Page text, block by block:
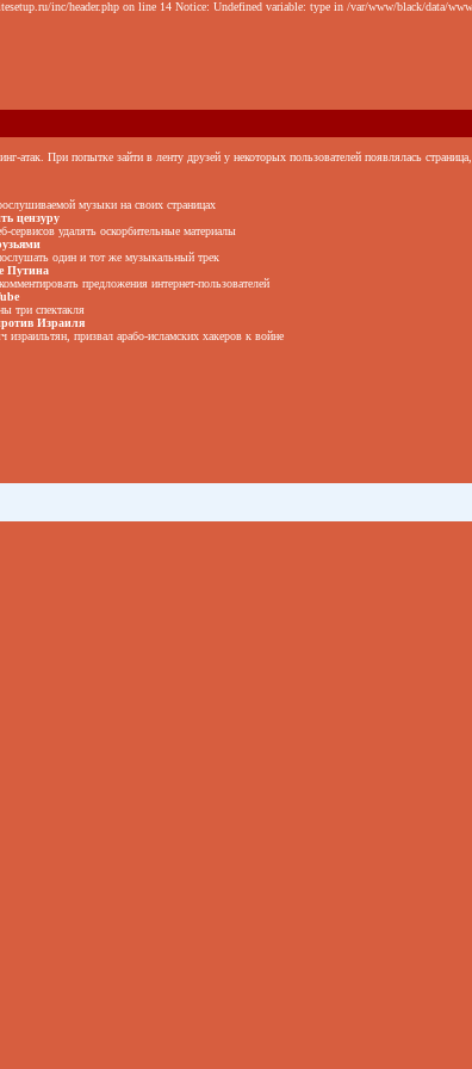
inc/header.php on line 14 Notice: Undefined variable: type in /var/www/black/data/
атак. При попытке зайти в ленту друзей у некоторых пользователей появлялась
музыки на своих страницах
цензуру
удалять оскорбительные материалы
один и тот же музыкальный трек
Путина
предложения интернет-пользователей
три спектакля
Израиля
призвал арабо-исламских хакеров к войне